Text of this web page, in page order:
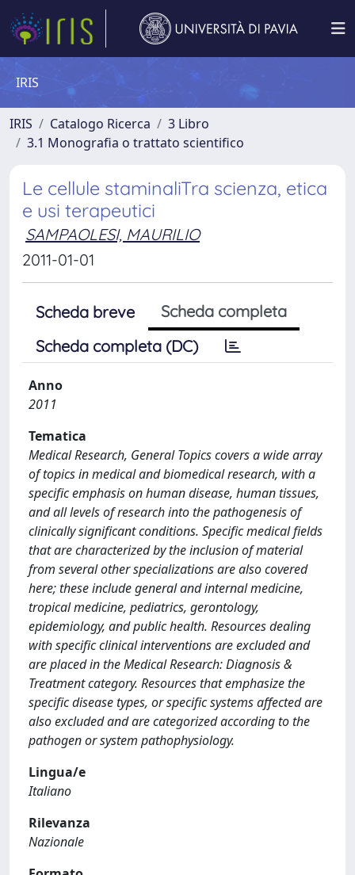
IRIS
IRIS Catalogo Ricerca
3 Libro
3.1 Monografia o trattato scientifico
Le cellule staminaliTra scienza, etica
e usi terapeutici
SAMPAOLESI, MAURILIO
2011-01-01
Scheda breve
Scheda completa
Scheda completa (DC)
Anno
2011
Tematica
Medical Research, General Topics covers a wide array
of topics in medical and biomedical research, with a
specific emphasis on human disease, human tissues,
and all levels of research into the pathogenesis of
clinically significant conditions. Specific medical fields
that are characterized by the inclusion of material
from several other specializations are also covered
here; these include general and internal medicine,
tropical medicine, pediatrics, gerontology,
epidemiology, and public health. Resources dealing
with specific clinical interventions are excluded and
are placed in the Medical Research: Diagnosis &
Treatment category. Resources that emphasize the
specific disease types, or specific systems affected are
also excluded and are categorized according to the
pathogen or system pathophysiology.
Lingua/e
Italiano
Rilevanza
Nazionale